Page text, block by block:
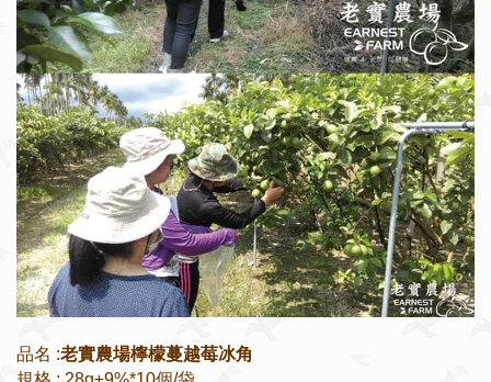
品名 :老實農場檸檬蔓越莓冰角